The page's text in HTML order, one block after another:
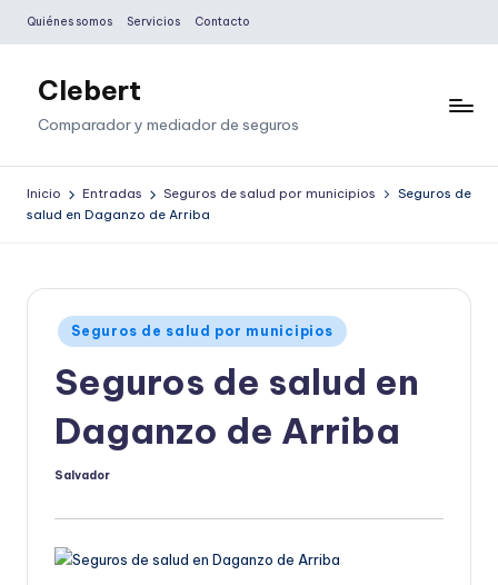
Saltar
contenido
Quiénes somos Servicios Contacto
Clebert
Comparador y mediador de seguros
Inicio Entradas Seguros de salud por municipios
Seguros de
salud en Daganzo de Arriba
Publicado
en
Seguros de salud por municipios
Seguros de salud en
Daganzo de Arriba
Publicado
Salvador